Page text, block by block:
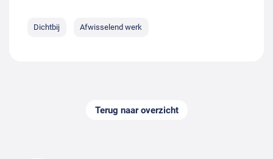
Dichtbij Afwisselend werk
Terug naar overzicht